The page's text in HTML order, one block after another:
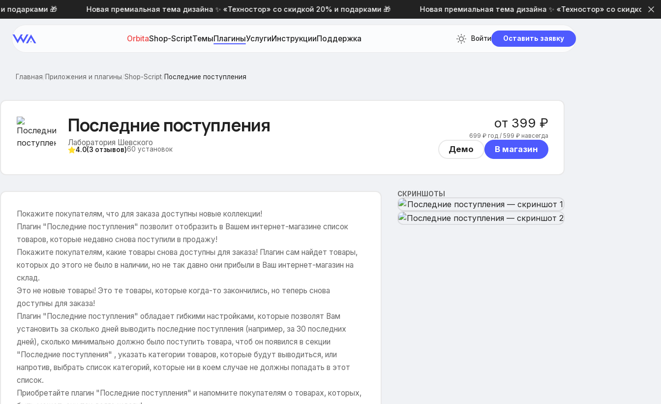
🎁 Новая премиальная тема дизайна ✨ «Техностор» со скидкой 20% и подарками 🎁 Новая премиальная тема дизайна ✨ «Техностор» со скидкой 20%
OrbitaShop-ScriptТемыПлагиныУслугиИнструкцииПоддержка Войти Оставить заявку
Главная/Приложения и плагины/Shop-Script/Последние поступления
Последние поступления
Лаборатория Шевского
4.0(3 отзывов)60 установок
от 399 ₽
699 ₽ год / 599 ₽ навсегда
Демо В магазин
Покажите покупателям, что для заказа доступны новые коллекции!
Плагин "Последние поступления" позволит отобразить в Вашем интернет-магазине список
товаров, которые недавно снова поступили в продажу!
Покажите покупателям, какие товары снова доступны для заказа! Плагин сам найдет товары,
которых до этого не было в наличии, но не так давно они прибыли в Ваш интернет-магазин на
склад.
Это не новые товары! Это те товары, которые когда-то закончились, но теперь снова
доступны для заказа!
Плагин "Последние поступления" обладает гибкими настройками, которые позволят Вам
установить за сколько дней выводить последние поступления (например, за 30 последних
дней), сколько минимально должно было поступить товара, чтоб он появился в секции
"Последние поступления" , указать категории товаров, которые будут выводиться, или
напротив, выбрать список категорий, которые ни в коем случае не должны попадать в этот
список.
Приобретайте плагин "Последние поступления" и напомните покупателям о товарах, которых,
СКРИНШОТЫ